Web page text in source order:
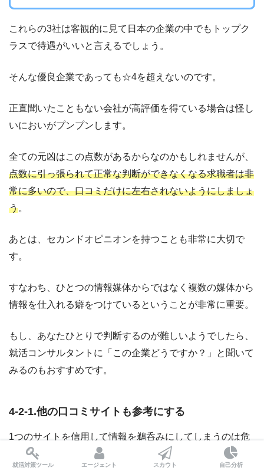
これらの3社は客観的に見て日本の企業の中でもトップク
ラスで待遇がいいと言えるでしょう。
そんな優良企業であっても☆4を超えないのです。
正直聞いたこともない会社が高評価を得ている場合は怪し
いにおいがプンプンします。
全ての元凶はこの点数があるからなのかもしれませんが、
点数に引っ張られて正常な判断ができなくなる求職者は非
常に多いので、口コミだけに左右されないようにしましょ
う。
あとは、セカンドオピニオンを持つことも非常に大切で
す。
すなわち、ひとつの情報媒体からではなく複数の媒体から
情報を仕入れる癖をつけているということが非常に重要。
もし、あなたひとりで判断するのが難しいようでしたら、
就活コンサルタントに「この企業どうですか？」と聞いて
みるのもおすすめです。
4-2-1.他の口コミサイトも参考にする
1つのサイトを信用して情報を鵜呑みにしてしまうのは危
険です。
会社のごく一部の方の意見しか反映されておら
ず、サクラや演出の可能性もあるためです
就活対策ツール エージェント スカウト 自己分析